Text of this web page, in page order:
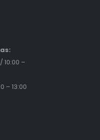
10:00 –
– 13:00